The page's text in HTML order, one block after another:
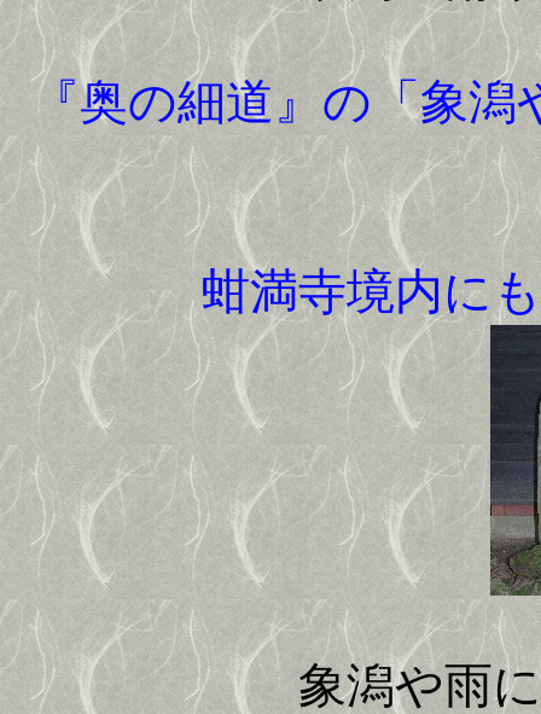
『奥の細道』の「象潟
蚶満寺境内に
象潟や雨